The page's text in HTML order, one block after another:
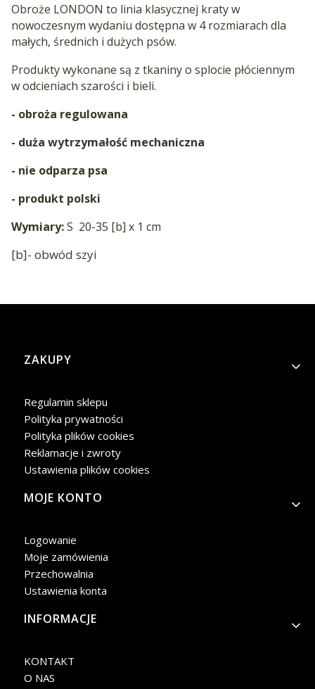
Obroże LONDON to linia klasycznej kraty w
nowoczesnym wydaniu dostępna w 4 rozmiarach dla
małych, średnich i dużych psów.
Produkty wykonane są z tkaniny o splocie płóciennym
w odcieniach szarości i bieli.
- obroża regulowana
- duża wytrzymałość mechaniczna
- nie odparza psa
- produkt polski
Wymiary:S 20-35 [b] x 1 cm
[b]- obwód szyi
Linki w stopce
ZAKUPY
Regulamin sklepu
Polityka prywatności
Polityka plików cookies
Reklamacje i zwroty
Ustawienia plików cookies
MOJE KONTO
Logowanie
Moje zamówienia
Przechowalnia
Ustawienia konta
INFORMACJE
KONTAKT
O NAS